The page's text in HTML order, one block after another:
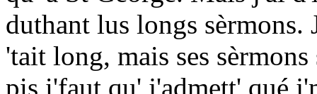
duthant lus longs
'tait long, mais ses
pis i'faut qu' j'admett' qué